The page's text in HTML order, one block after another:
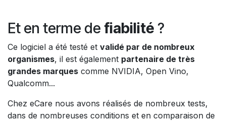
Et en terme de fiabilité ?
Ce logiciel a été testé et validé par de nombreux
organismes, il est également partenaire de très
grandes marques comme NVIDIA, Open Vino,
Qualcomm...
Chez eCare nous avons réalisés de nombreux tests,
dans de nombreuses conditions et en comparaison de